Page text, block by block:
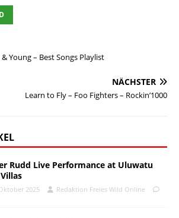
Young – Best Songs Playlist
NÄCHSTER
Learn to Fly – Foo Fighters – Rockin’1000
Rudd Live Performance at Uluwatu
2025
Redaktion Freies Wild Online